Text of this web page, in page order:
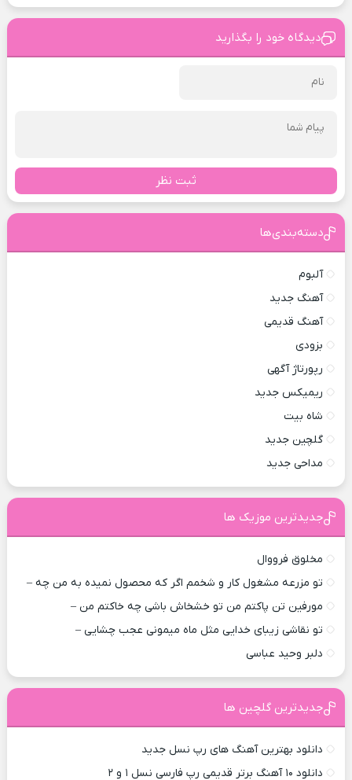
دیدگاه خود را بگذارید
ثبت نظر
دسته‌بندی‌ها
آلبوم
آهنگ جدید
آهنگ قدیمی
بزودی
رپورتاژ آگهی
ریمیکس جدید
شاه بیت
گلچین جدید
مداحی جدید
جدیدترین موزیک ها
مخلوق فرووال
تو مزرعه مشغول کار و شخمم اگر که محصول نمیده به من چه –
مورفین تن پاکتم من تو خشخاش باشی چه خاکتم من –
تو نقاشی زیبای خدایی مثل ماه میمونی عجب چشایی –
دلبر وحید عباسی
جدیدترین گلچین ها
دانلود بهترین آهنگ های رپ نسل جدید
دانلود ۱۰ آهنگ برتر قدیمی رپ فارسی نسل ۱ و ۲